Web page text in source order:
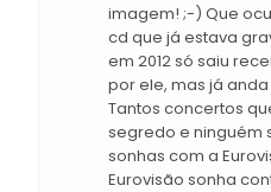
imagem! ;-) Que
cd que já estava
em 2012 só saiu
por ele, mas já
Tantos concertos
segredo e ninguém
sonhas com a
Eurovisão sonha